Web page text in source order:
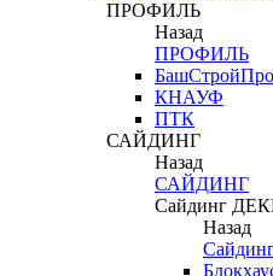
ПРОФИЛЬ
Назад
ПРОФИЛЬ
КНАУФ
ПТК
САЙДИНГ
Назад
САЙДИНГ
Сайдинг
Назад